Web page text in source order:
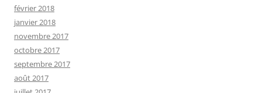
février 2018
janvier 2018
novembre 2017
octobre 2017
septembre 2017
août 2017